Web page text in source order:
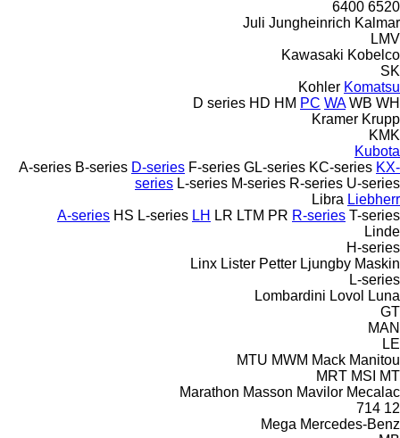
6400 6520
Juli Jungheinrich Kalmar
LMV
Kawasaki Kobelco
SK
Kohler Komatsu
D series HD HM PC WA WB WH
Kramer Krupp
KMK
Kubota
A-series B-series D-series F-series GL-series KC-series KX-
series L-series M-series R-series U-series
Libra Liebherr
A-series HS L-series LH LR LTM PR R-series T-series
Linde
H-series
Linx Lister Petter Ljungby Maskin
L-series
Lombardini Lovol
Luna
GT
MAN
LE
MTU MWM Mack Manitou
MRT MSI
MT
Marathon Masson Mavilor Mecalac
12
714
Mega Mercedes-Benz